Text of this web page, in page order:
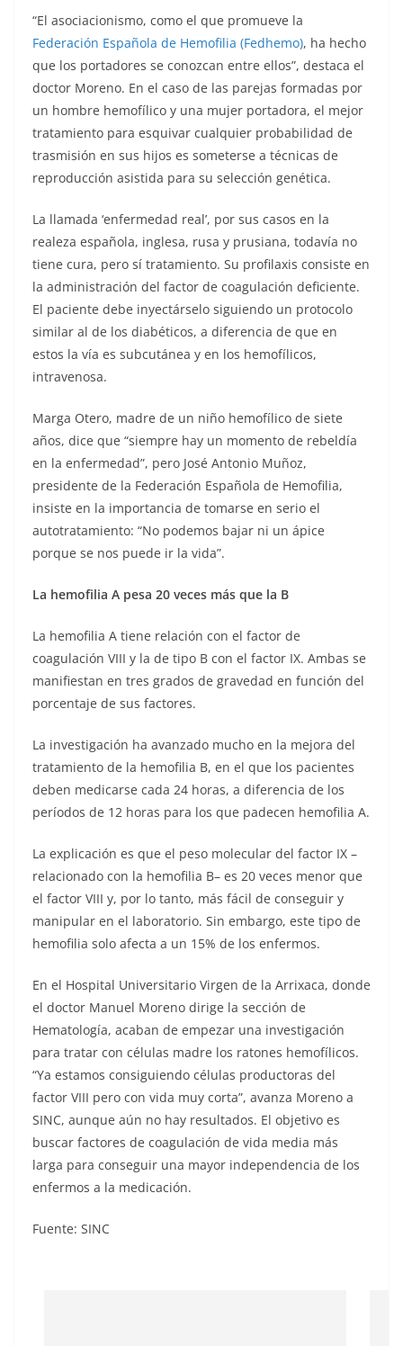
“El asociacionismo, como el que promueve la
Federación Española de Hemofilia (Fedhemo), ha hecho
que los portadores se conozcan entre ellos”, destaca el
doctor Moreno. En el caso de las parejas formadas por
un hombre hemofílico y una mujer portadora, el mejor
tratamiento para esquivar cualquier probabilidad de
trasmisión en sus hijos es someterse a técnicas de
reproducción asistida para su selección genética.
La llamada ‘enfermedad real’, por sus casos en la
realeza española, inglesa, rusa y prusiana, todavía no
tiene cura, pero sí tratamiento. Su profilaxis consiste en
la administración del factor de coagulación deficiente.
El paciente debe inyectárselo siguiendo un protocolo
similar al de los diabéticos, a diferencia de que en
estos la vía es subcutánea y en los hemofílicos,
intravenosa.
Marga Otero, madre de un niño hemofílico de siete
años, dice que “siempre hay un momento de rebeldía
en la enfermedad”, pero José Antonio Muñoz,
presidente de la Federación Española de Hemofilia,
insiste en la importancia de tomarse en serio el
autotratamiento: “No podemos bajar ni un ápice
porque se nos puede ir la vida”.
La hemofilia A pesa 20 veces más que la B
La hemofilia A tiene relación con el factor de
coagulación VIII y la de tipo B con el factor IX. Ambas se
manifiestan en tres grados de gravedad en función del
porcentaje de sus factores.
La investigación ha avanzado mucho en la mejora del
tratamiento de la hemofilia B, en el que los pacientes
deben medicarse cada 24 horas, a diferencia de los
períodos de 12 horas para los que padecen hemofilia A.
La explicación es que el peso molecular del factor IX –
relacionado con la hemofilia B– es 20 veces menor que
el factor VIII y, por lo tanto, más fácil de conseguir y
manipular en el laboratorio. Sin embargo, este tipo de
hemofilia solo afecta a un 15% de los enfermos.
En el Hospital Universitario Virgen de la Arrixaca, donde
el doctor Manuel Moreno dirige la sección de
Hematología, acaban de empezar una investigación
para tratar con células madre los ratones hemofílicos.
“Ya estamos consiguiendo células productoras del
factor VIII pero con vida muy corta”, avanza Moreno a
SINC, aunque aún no hay resultados. El objetivo es
buscar factores de coagulación de vida media más
larga para conseguir una mayor independencia de los
enfermos a la medicación.
Fuente: SINC